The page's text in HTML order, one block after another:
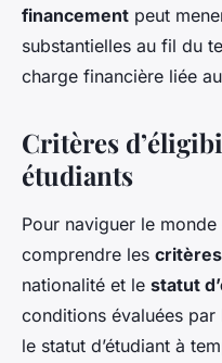
financement peut
substantielles au fil du
charge financière liée
Critères
étudiants
Pour naviguer le monde
comprendre les critères
nationalité et le statut
conditions évaluées
le statut d’étudiant à